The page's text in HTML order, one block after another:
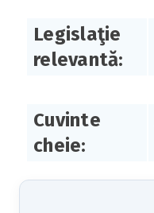
Legislaţie
relevantă:
Cuvinte
cheie: